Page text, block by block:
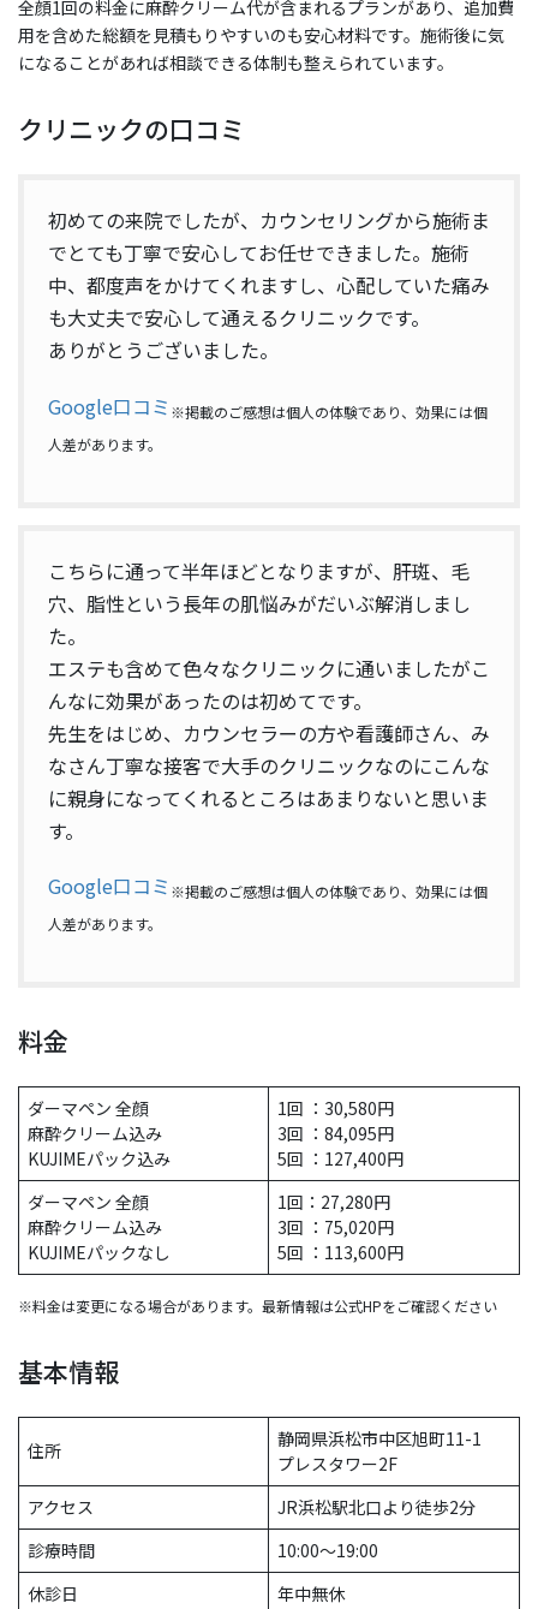
全顔1回の料金に麻酔クリーム代が含まれるプランがあり、追加費
用を含めた総額を見積もりやすいのも安心材料です。施術後に気
になることがあれば相談できる体制も整えられています。
クリニックの口コミ
初めての来院でしたが、カウンセリングから施術ま
でとても丁寧で安心してお任せできました。施術
中、都度声をかけてくれますし、心配していた痛み
も大丈夫で安心して通えるクリニックです。
ありがとうございました。
Google口コミ ※掲載のご感想は個人の体験であり、効果には個
人差があります。
こちらに通って半年ほどとなりますが、肝斑、毛
穴、脂性という長年の肌悩みがだいぶ解消しまし
た。
エステも含めて色々なクリニックに通いましたがこ
んなに効果があったのは初めてです。
先生をはじめ、カウンセラーの方や看護師さん、み
なさん丁寧な接客で大手のクリニックなのにこんな
に親身になってくれるところはあまりないと思いま
す。
Google口コミ ※掲載のご感想は個人の体験であり、効果には個
人差があります。
料金
ダーマペン 全顔
麻酔クリーム込み
KUJIMEパック込み
1回 ：30,580円
3回 ：84,095円
5回 ：127,400円
ダーマペン 全顔
麻酔クリーム込み
KUJIMEパックなし
1回：27,280円
3回 ：75,020円
5回 ：113,600円
※料金は変更になる場合があります。最新情報は公式HPをご確認ください
基本情報
住所
静岡県浜松市中区旭町11-1
プレスタワー2F
アクセス
JR浜松駅北口より徒歩2分
診療時間
10:00〜19:00
休診日
年中無休